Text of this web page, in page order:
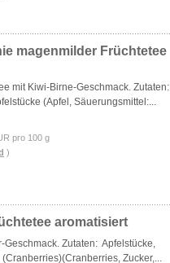
magenmilder Früchtetee
mit Kiwi-Birne-Geschmack. Zutaten:
(Apfel, Säuerungsmittel:...
pro 100 g
)
aromatisiert
Geschmack. Zutaten: Apfelstücke,
Zucker,...